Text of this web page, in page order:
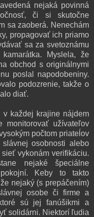
nejaká povinná
či si skutočne
sa zaoberá. Nenechám
propagovať ich priamo
sa za svetoznámu
Myslela, že
obchod s originálnymi
poslal napodobeniny.
podozrenie, takže o
diať.
každej krajine nájdem
monitorovať užívateľov
počtom priateĺov
osobnosti alebo
vykonám verifikáciu.
nejaké špeciálne
Keby to takto
nejaký (s prepáčením)
osobe či firme a
sú jej fanúšikmi a
solidárni. Niektorí ľudia